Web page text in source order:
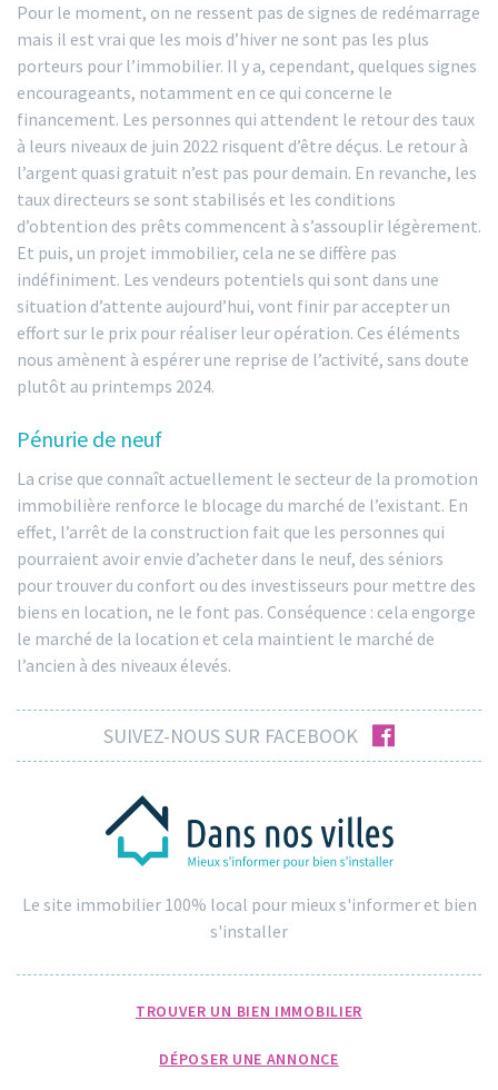
Pour le moment, on ne ressent pas de signes de redémarrage
mais il est vrai que les mois d’hiver ne sont pas les plus
porteurs pour l’immobilier. Il y a, cependant, quelques signes
encourageants, notamment en ce qui concerne le
financement. Les personnes qui attendent le retour des taux
à leurs niveaux de juin 2022 risquent d’être déçus. Le retour à
l’argent quasi gratuit n’est pas pour demain. En revanche, les
taux directeurs se sont stabilisés et les conditions
d’obtention des prêts commencent à s’assouplir légèrement.
Et puis, un projet immobilier, cela ne se diffère pas
indéfiniment. Les vendeurs potentiels qui sont dans une
situation d’attente aujourd’hui, vont finir par accepter un
effort sur le prix pour réaliser leur opération. Ces éléments
nous amènent à espérer une reprise de l’activité, sans doute
plutôt au printemps 2024.
Pénurie de neuf
La crise que connaît actuellement le secteur de la promotion
immobilière renforce le blocage du marché de l’existant. En
effet, l’arrêt de la construction fait que les personnes qui
pourraient avoir envie d’acheter dans le neuf, des séniors
pour trouver du confort ou des investisseurs pour mettre des
biens en location, ne le font pas. Conséquence : cela engorge
le marché de la location et cela maintient le marché de
l’ancien à des niveaux élevés.
SUIVEZ-NOUS SUR FACEBOOK facebook
Le site immobilier 100% local pour mieux s'informer et bien
s'installer
TROUVER UN BIEN IMMOBILIER
DÉPOSER UNE ANNONCE